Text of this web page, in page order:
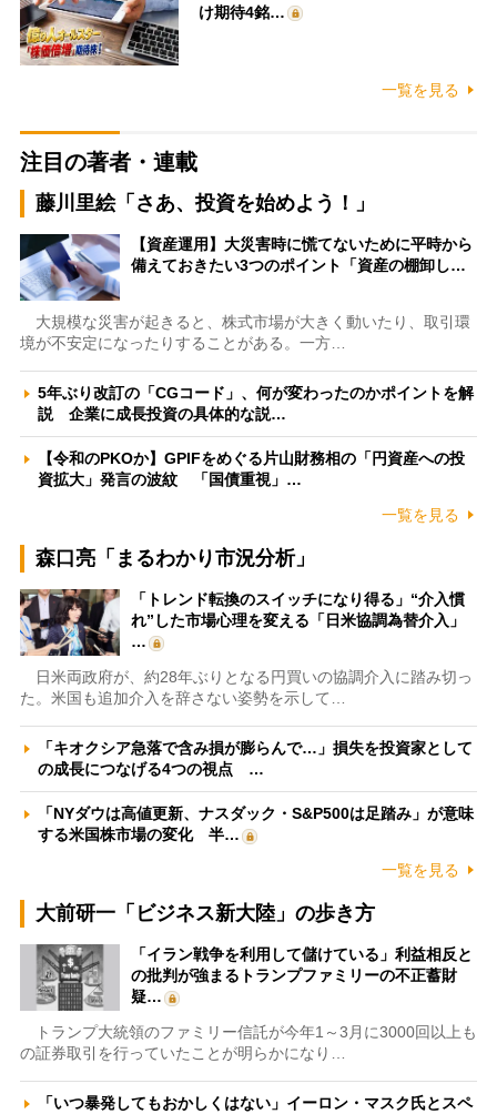
け期待4銘…
一覧を見る
注目の著者・連載
藤川里絵「さあ、投資を始めよう！」
【資産運用】大災害時に慌てないために平時から
備えておきたい3つのポイント「資産の棚卸し…
大規模な災害が起きると、株式市場が大きく動いたり、取引環
境が不安定になったりすることがある。一方…
5年ぶり改訂の「CGコード」、何が変わったのかポイントを解
説 企業に成長投資の具体的な説…
【令和のPKOか】GPIFをめぐる片山財務相の「円資産への投
資拡大」発言の波紋 「国債重視」…
一覧を見る
森口亮「まるわかり市況分析」
「トレンド転換のスイッチになり得る」“介入慣
れ”した市場心理を変える「日米協調為替介入」
…
日米両政府が、約28年ぶりとなる円買いの協調介入に踏み切っ
た。米国も追加介入を辞さない姿勢を示して…
「キオクシア急落で含み損が膨らんで…」損失を投資家として
の成長につなげる4つの視点 …
「NYダウは高値更新、ナスダック・S&P500は足踏み」が意味
する米国株市場の変化 半…
一覧を見る
大前研一「ビジネス新大陸」の歩き方
「イラン戦争を利用して儲けている」利益相反と
の批判が強まるトランプファミリーの不正蓄財
疑…
トランプ大統領のファミリー信託が今年1～3月に3000回以上も
の証券取引を行っていたことが明らかになり…
「いつ暴発してもおかしくはない」イーロン・マスク氏とスペ